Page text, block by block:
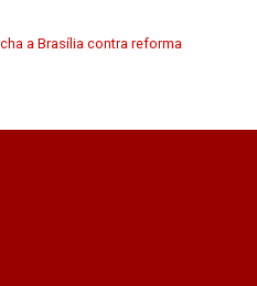
a Brasília contra reforma